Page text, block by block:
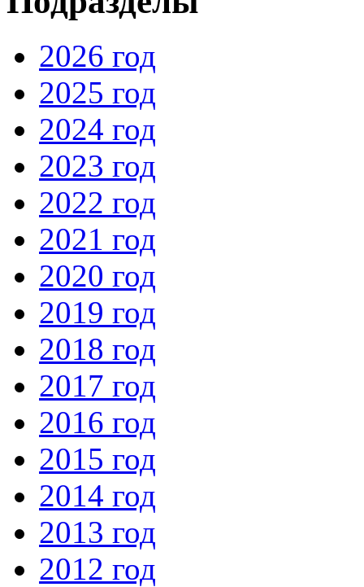
2026 год
2025 год
2024 год
2023 год
2022 год
2021 год
2020 год
2019 год
2018 год
2017 год
2016 год
2015 год
2014 год
2013 год
2012 год